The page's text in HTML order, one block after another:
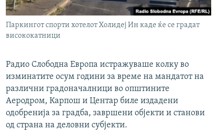
Паркингот спорти хотелот Холидеј Ин каде ќе се градат
висококатници
Радио Слободна Европа истражуваше колку во
изминатите осум години за време на мандатот на
различни градоначалници во општините
Аеродром, Карпош и Центар биле издадени
одобренија за градба, завршени објекти и станови
од страна на деловни субјекти.